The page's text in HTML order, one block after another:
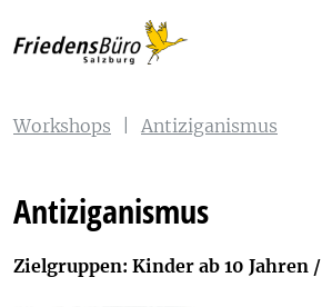
Workshops Antiziganismus
Antiziganismus
Zielgruppen: Kinder ab 10 Jahren /